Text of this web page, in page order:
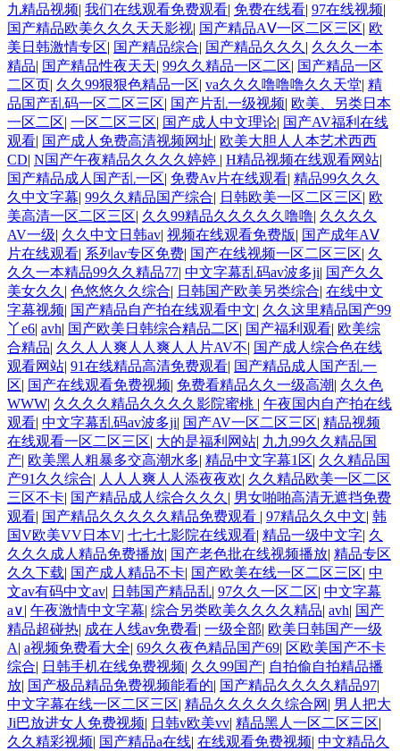
九精品视频| 我们在线观看免费观看| 免费在线看| 97在线视频|
国产精品欧美久久久天天影视| 国产精品AⅤ一区二区三区| 欧
美日韩激情专区| 国产精品综合| 国产精品久久久 | 久久久一本
精品| 国产精品性夜天天| 99久久精品一区二区| 国产精品一区
二区页| 久久99狠狠色精品一区| va久久久噜噜噜久久天堂| 精
品国产乱码一区二区三区| 国产片乱一级视频| 欧美、另类日本
一区二区| 一区二区三区| 国产成人中文理论| 国产AV福利在线
观看| 国产成人免费高清视频网址| 欧美大胆人人本艺术西西
CD| N国产午夜精品久久久久婷婷 | H精品视频在线观看网站|
国产精品成人国产乱一区| 免费Av片在线观看| 精品99久久久
久中文字幕| 99久久精品国产综合| 日韩欧美一区二区三区| 欧
美高清一区二区三区| 久久99精品久久久久久噜噜| 久久久久
AV一级| 久久中文日韩av| 视频在线观看免费版| 国产成年AⅤ
片在线观看| 系列av专区免费| 国产在线视频一区二区三区| 久
久久一本精品99久久精品77| 中文字幕乱码av波多ji| 国产久久
美女久久 | 色悠悠久久综合| 日韩国产欧美另类综合| 在线中文
字幕视频| 国产精品自产拍在线观看中文| 久久这里精品国产99
丫e6| avh| 国产欧美日韩综合精品二区| 国产福利观看| 欧美综
合精品| 久久人人爽人人爽人人片AV不| 国产成人综合色在线
观看网站| 91在线精品高清免费观看| 国产精品成人国产乱一
区| 国产在线观看免费视频| 免费看精品久久一级高潮| 久久色
WWW| 久久久久精品久久久久影院蜜桃 | 午夜国内自产拍在线
观看| 中文字幕乱码av波多ji| 国产AV一区二区三区| 精品视频
在线观看一区二区三区| 大的是福利网站| 九九99久久精品国
产| 欧美黑人粗暴多交高潮水多| 精品中文字幕1区| 久久精品国
产91久久综合| 人人人爽人人添夜夜欢| 久久精品欧美一区二区
三区不卡| 国产精品成人综合久久久 | 男女啪啪高清无遮挡免费
观看| 国产精品久久久久久精品免费观看 | 97精品久久中文| 韩
国V欧美VV日本V| 七七七影院在线观看| 精品一级中文字| 久
久久久成人精品免费播放| 国产老色批在线视频播放| 精品专区
久久下载| 国产成人精品不卡| 国产欧美在线一区二区三区| 中
文av有码中文av| 日韩国产精品乱| 97久久一区二区| 中文字幕
a∨| 午夜激情中文字幕| 综合另类欧美久久久久精品| avh| 国产
精品超碰热| 成在人线av免费看| 一级全部| 欧美日韩国产一级
A| a视频免费看大全| 69久久夜色精品国产69| 区欧美国产不卡
综合| 日韩手机在线免费视频| 久久99国产| 自拍偷自拍精品播
放| 国产极品精品免费视频能看的| 国产精品久久久久精品97|
中文字幕在线一区二区三区| 精品久久久久久综合网 | 男人把大
Ji巴放进女人免费视频| 日韩v欧美vv| 精品黑人一区二区三区|
久久精彩视频| 国产精品a在线| 在线观看免费视频| 中文精品久